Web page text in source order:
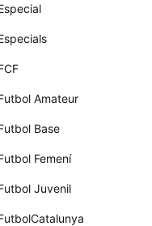
Amateur
Base
Femení
Juvenil